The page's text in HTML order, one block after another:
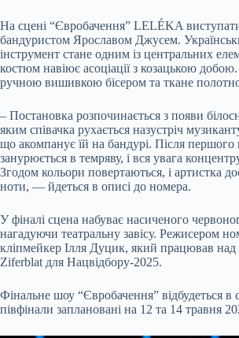
На сцені “Євробачення” LELÉKA
бандуристом Ярославом Джусем.
інструмент стане одним із центральних
костюм навіює асоціації з козацькою
ручною вишивкою бісером та ткане
– Постановка розпочинається з появи
яким співачка рухається назустріч
що акомпанує їй на бандурі. Після першого
занурюється в темряву, і вся увага
Згодом кольори повертаються, і артистка
ноти, — йдеться в описі до номера.
У фіналі сцена набуває насиченого
нагадуючи театральну завісу. Режисером
кліпмейкер Ілля Дуцик, який працював
Ziferblat для Нацвідбору-2025.
Фінальне шоу “Євробачення” відбудеться в
півфінали заплановані на 12 та 14 травня